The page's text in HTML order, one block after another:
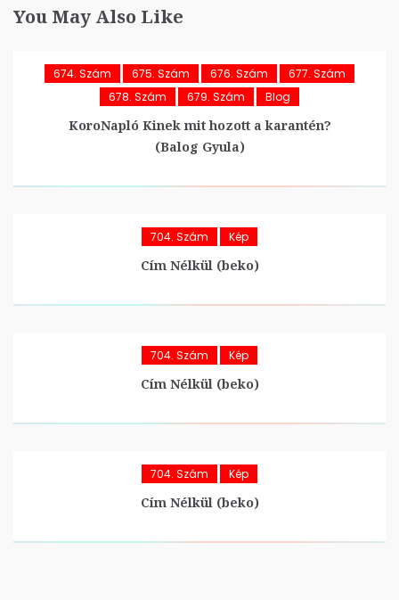
You May Also Like
674. Szám 675. Szám 676. Szám
677. Szám
678. Szám
679. Szám Blog
KoroNapló Kinek mit hozott a karantén?
(Balog Gyula)
704. Szám Kép
Cím Nélkül (beko)
704. Szám Kép
Cím Nélkül (beko)
704. Szám Kép
Cím Nélkül (beko)